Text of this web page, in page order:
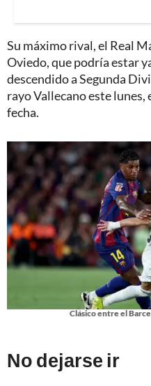
Su máximo rival, el Real
Oviedo, que podría estar
descendido a Segunda
rayo Vallecano este lunes,
fecha.
Clásico entre el
No dejarse ir